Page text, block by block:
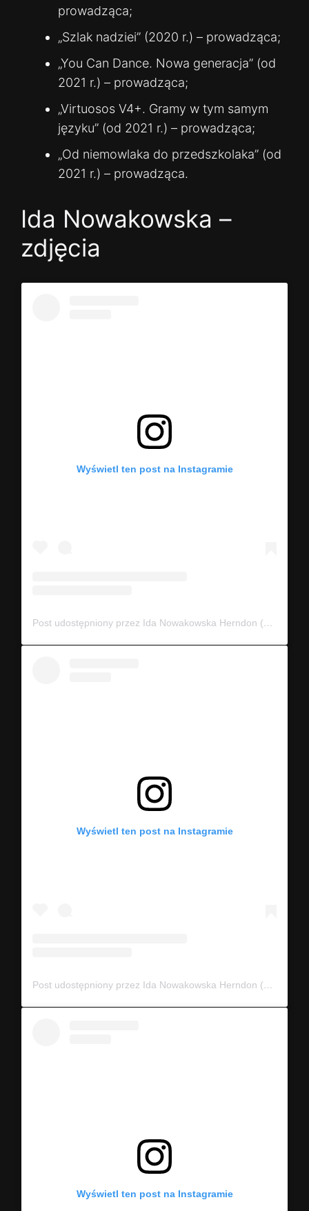
prowadząca;
„Szlak nadziei” (2020 r.) – prowadząca;
„You Can Dance. Nowa generacja” (od
2021 r.) – prowadząca;
„Virtuosos V4+. Gramy w tym samym
języku” (od 2021 r.) – prowadząca;
„Od niemowlaka do przedszkolaka” (od
2021 r.) – prowadząca.
Ida Nowakowska –
zdjęcia
Wyświetl ten post na Instagramie
Post udostępniony przez Ida Nowakowska Herndon (@idavictoria)
Wyświetl ten post na Instagramie
Post udostępniony przez Ida Nowakowska Herndon (@idavictoria)
Wyświetl ten post na Instagramie